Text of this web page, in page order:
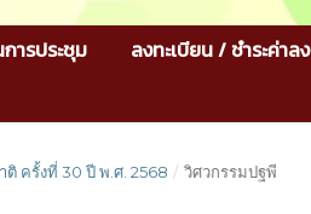
ารประชุม
ลงทะเบียน / ชำระค่าล
ติ ครั้งที่ 30 ปี พ.ศ. 2568 / วิศวกรรมปฐพี